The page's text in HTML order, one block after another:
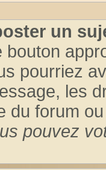
un
bouton
pourriez
les
du forum
pouvez